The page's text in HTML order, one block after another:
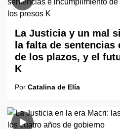
La Justicia y un mal
la falta de
de los plazos, y el
K
Por Catalina de Elía